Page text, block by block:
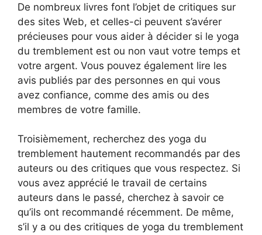
De nombreux livres font l’objet de critiques sur
des sites Web, et celles-ci peuvent s’avérer
précieuses pour vous aider à décider si le yoga
du tremblement est ou non vaut votre temps et
votre argent. Vous pouvez également lire les
avis publiés par des personnes en qui vous
avez confiance, comme des amis ou des
membres de votre famille.
Troisièmement, recherchez des yoga du
tremblement hautement recommandés par des
auteurs ou des critiques que vous respectez. Si
vous avez apprécié le travail de certains
auteurs dans le passé, cherchez à savoir ce
qu’ils ont recommandé récemment. De même,
s’il y a ou des critiques de yoga du tremblement